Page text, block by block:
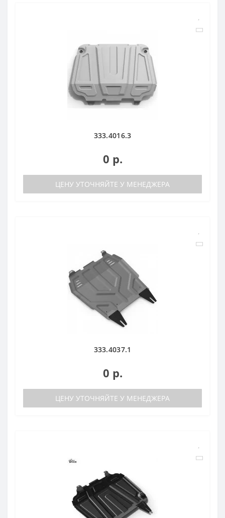
333.4016.3
0 р.
ЦЕНУ УТОЧНЯЙТЕ У МЕНЕДЖЕРА
333.4037.1
0 р.
ЦЕНУ УТОЧНЯЙТЕ У МЕНЕДЖЕРА